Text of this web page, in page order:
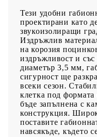
Тези удобни
проектирани като
звукоизолиращи
Издръжлив
на корозия
издръжливост и със
диаметър 3,5 мм,
сигурност ще
всеки сезон.
клетка под формата
бъде запълнена с
конструкция.
поставите
навсякъде, където